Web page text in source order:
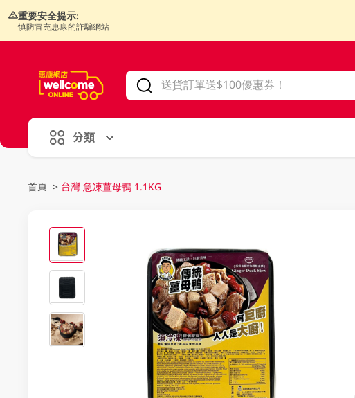
重要安全提示:
慎防冒充惠康的詐騙網站
分類
首頁 > 台灣 急凍薑母鴨 1.1KG